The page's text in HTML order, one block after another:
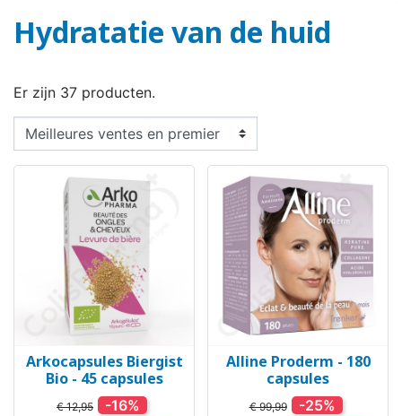
Hydratatie van de huid
Er zijn 37 producten.
Arkocapsules Biergist
Bio - 45 capsules
€ 12,95 -16%
Alline Proderm - 180
capsules
€ 99,99 -25%